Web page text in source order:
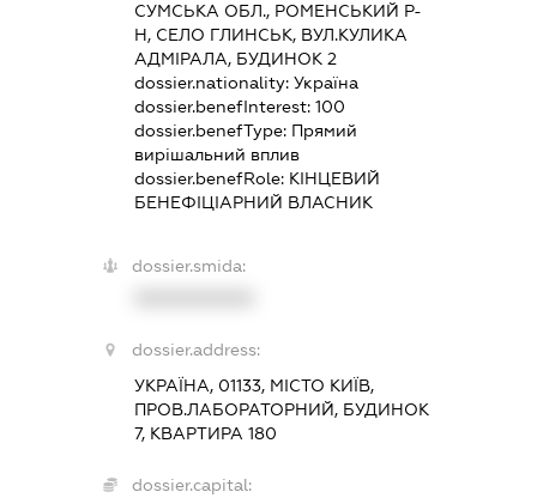
СУМСЬКА ОБЛ., РОМЕНСЬКИЙ Р-
Н, СЕЛО ГЛИНСЬК, ВУЛ.КУЛИКА
АДМІРАЛА, БУДИНОК 2
dossier.nationality: Україна
dossier.benefInterest: 100
dossier.benefType: Прямий
вирішальний вплив
dossier.benefRole: КІНЦЕВИЙ
БЕНЕФІЦІАРНИЙ ВЛАСНИК
dossier.smida:
dossier.address:
УКРАЇНА, 01133, МІСТО КИЇВ,
ПРОВ.ЛАБОРАТОРНИЙ, БУДИНОК
7, КВАРТИРА 180
dossier.capital: